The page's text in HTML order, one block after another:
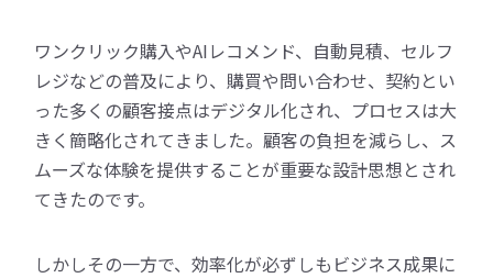
ワンクリック購入やAIレコメンド、自動見積、セルフ
レジなどの普及により、購買や問い合わせ、契約とい
った多くの顧客接点はデジタル化され、プロセスは大
きく簡略化されてきました。顧客の負担を減らし、ス
ムーズな体験を提供することが重要な設計思想とされ
てきたのです。
しかしその一方で、効率化が必ずしもビジネス成果に